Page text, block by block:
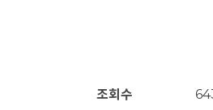
조회수